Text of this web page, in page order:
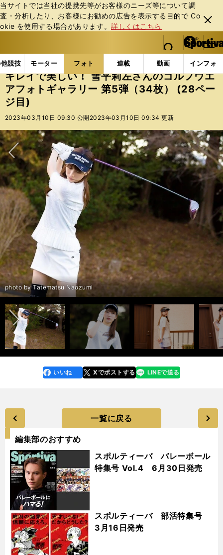
当サイトでは当社の提携先等がお客様のニーズ等について調
査・分析したり、お客様にお勧めの広告を表⽰する⽬的で Co
okie を使⽤する場合があります。詳しくはこちら
閉じ
る
web Sportiva (webスポルティーバ)
検索
マイペ
ー
ジ
メニュ
競技 モーター フォト 連載 動画 インフォ
b
ス
ポ
ル
テ
ー
バ
フォトギャラリー スポーツビーナスギャラリー キ
キレイで美しい！ 雪平莉左さんのゴルフウエ
アフォトギャラリー 第5弾（34枚） (28ペー
ジ目)
2023年03月10日 09:30 公開 2023年03月10日 09:34 更新
次へ
photo by Tatematsu Naozumi
前へ
faceboo
k
いいね Xでポストする
line LINEで送る
一覧に戻る
編集部のおすすめ
スポルティーバ バレーボール
特集号 Vol.4 6月30日発売
スポルティーバ 部活特集号
3月16日発売